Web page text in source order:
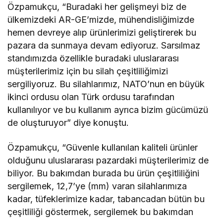
Özpamukçu, “Buradaki her gelişmeyi biz de
ülkemizdeki AR-GE’mizde, mühendisliğimizde
hemen devreye alıp ürünlerimizi geliştirerek bu
pazara da sunmaya devam ediyoruz. Sarsılmaz
standımızda özellikle buradaki uluslararası
müşterilerimiz için bu silah çeşitliliğimizi
sergiliyoruz. Bu silahlarımız, NATO’nun en büyük
ikinci ordusu olan Türk ordusu tarafından
kullanılıyor ve bu kullanım ayrıca bizim gücümüzü
de oluşturuyor” diye konuştu.
Özpamukçu, “Güvenle kullanılan kaliteli ürünler
olduğunu uluslararası pazardaki müşterilerimiz de
biliyor. Bu bakımdan burada bu ürün çeşitliliğini
sergilemek, 12,7’ye (mm) varan silahlarımıza
kadar, tüfeklerimize kadar, tabancadan bütün bu
çeşitliliği göstermek, sergilemek bu bakımdan